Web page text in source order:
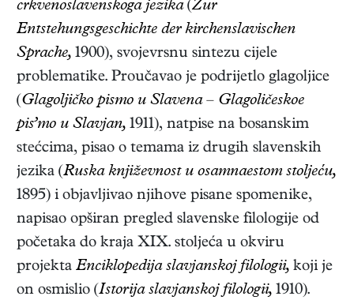
crkvenoslavenskoga jezika(Zur
Entstehungsgeschichte der kirchenslavischen
Sprache, 1900), svojevrsnu sintezu cijele
problematike. Proučavao je podrijetlo glagoljice
(Glagoljičko pismo u Slavena – Glagoličeskoe
pis’mo u Slavjan, 1911), natpise na bosanskim
stećcima, pisao o temama iz drugih slavenskih
jezika (Ruska književnost u osamnaestom stoljeću,
1895) i objavljivao njihove pisane spomenike,
napisao opširan pregled slavenske filologije od
početaka do kraja XIX. stoljeća u okviru
projekta Enciklopedija slavjanskoj filologii, koji je
on osmislio (Istorija slavjanskoj filologii, 1910).